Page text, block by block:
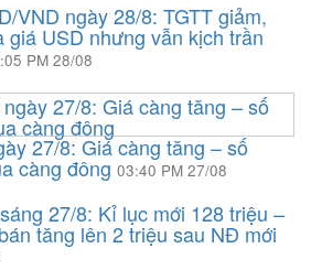
VND ngày 28/8: TGTT giảm,
giá USD nhưng vẫn kịch trần
PM 28/08
27/8: Giá càng tăng – số
càng đông 03:40 PM 27/08
27/8: Kỉ lục mới 128 triệu –
tăng lên 2 triệu sau NĐ mới